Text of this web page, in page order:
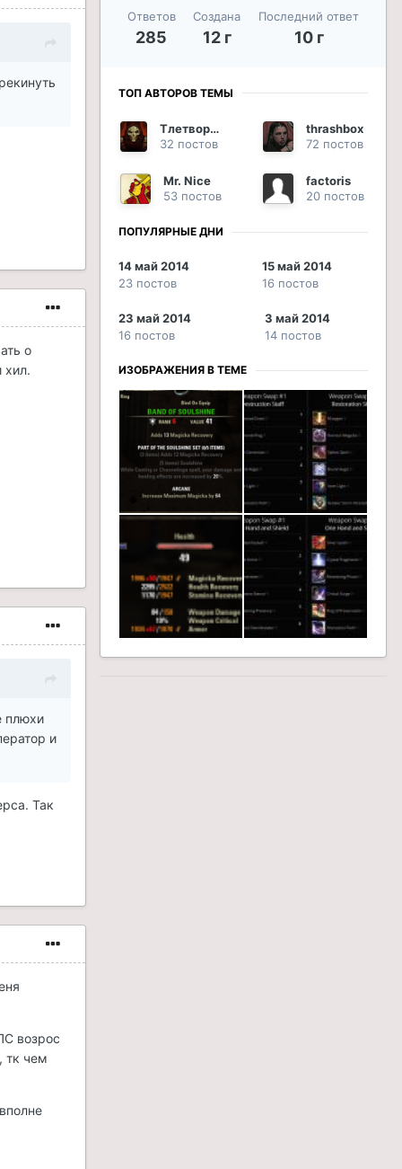
о
хил.
плюхи
и
Так
возрос
тк чем
Ответов
285
Создана
12 г
Последний ответ
10 г
ТОП АВТОРОВ ТЕМЫ
Тлетворный
32 постов
thrashbox
72 постов
Mr. Nice
53 постов
factoris
20 постов
ПОПУЛЯРНЫЕ ДНИ
14 май 2014
23 постов
15 май 2014
16 постов
23 май 2014
16 постов
3 май 2014
14 постов
ИЗОБРАЖЕНИЯ В ТЕМЕ